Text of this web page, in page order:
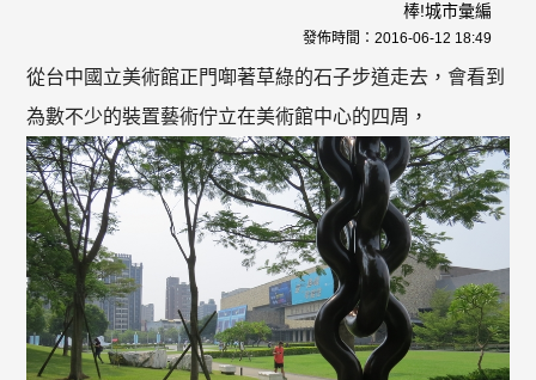
棒!城市彙編
發佈時間： 2016-06-12 18:49
從台中國立美術館正門啣著草綠的石子步道走去，會看到
為數不少的裝置藝術佇立在美術館中心的四周，